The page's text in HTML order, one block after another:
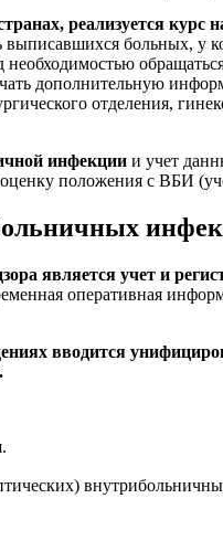
реализуется курс
выписавшихся больных, у
необходимостью
дополнительную
отделения,
инфекции и учет
положения с ВБИ
является учет и
оперативная
вводится